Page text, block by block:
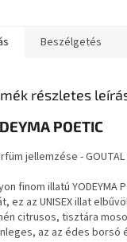
Beszélgetés
részletes
POETIC
jellemzése -
finom illatú
ez az UNISEX illat
citrusos, tisztára
az az édes borsó